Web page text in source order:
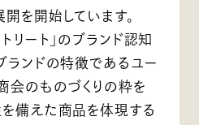
を開始しています。
リート」のブランド認知
ランドの特徴であるユー
会のものづくりの粋を
備えた商品を体現する